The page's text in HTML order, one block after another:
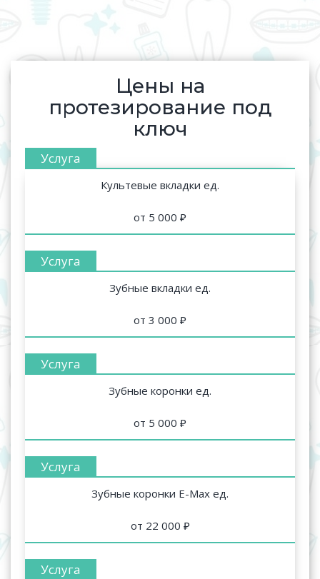
Цены на
протезирование под
ключ
Культевые вкладки ед.
от 5 000 ₽
Зубные вкладки ед.
от 3 000 ₽
Зубные коронки ед.
от 5 000 ₽
Зубные коронки E-Max ед.
от 22 000 ₽